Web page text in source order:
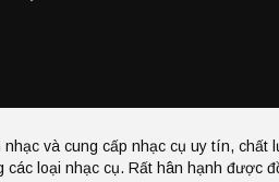
và cung cấp nhạc cụ uy tín,
các loại nhạc cụ. Rất hân hạnh được